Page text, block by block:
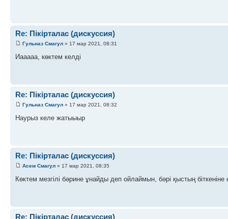
Re: Пікірталас (дискуссия)
Гульназ Смагул » 17 мар 2021, 08:31
Иааааа, көктем келді
Re: Пікірталас (дискуссия)
Гульназ Смагул » 17 мар 2021, 08:32
Наурыз келе жатыыыр
Re: Пікірталас (дискуссия)
Асем Смагул » 17 мар 2021, 08:35
Көктем мезгілі бәрине ұнайды деп ойлаймын, бәрі қыстың біткеніне
Re: Пікірталас (дискуссия)